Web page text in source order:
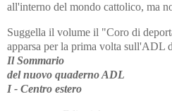
all'interno del mondo cattolico, ma
Suggella il volume il "Coro di
apparsa per la prima volta sull'ADL
Il Sommario
del nuovo quaderno ADL
I - Centro estero